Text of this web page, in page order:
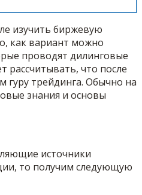
изучить биржевую
как вариант можно
проводят дилинговые
рассчитывать, что после
гуру трейдинга. Обычно на
знания и основы
источники
то получим следующую